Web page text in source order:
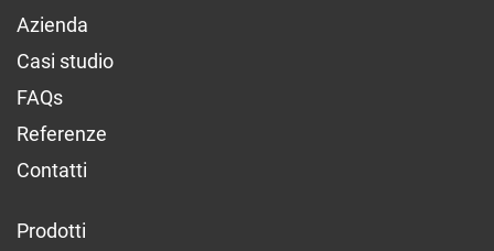
Azienda
Casi studio
FAQs
Referenze
Contatti
Prodotti